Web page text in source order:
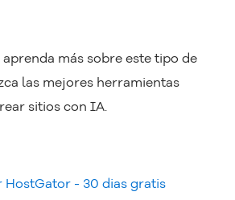
más sobre este tipo de
las mejores herramientas
sitios con IA.